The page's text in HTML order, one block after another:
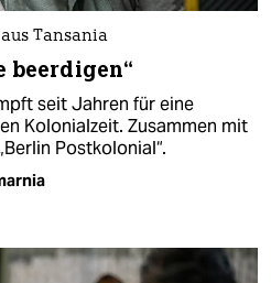
Tansania
beerdigen“
seit Jahren für eine
Kolonialzeit. Zusammen mit
Postkolonial“.